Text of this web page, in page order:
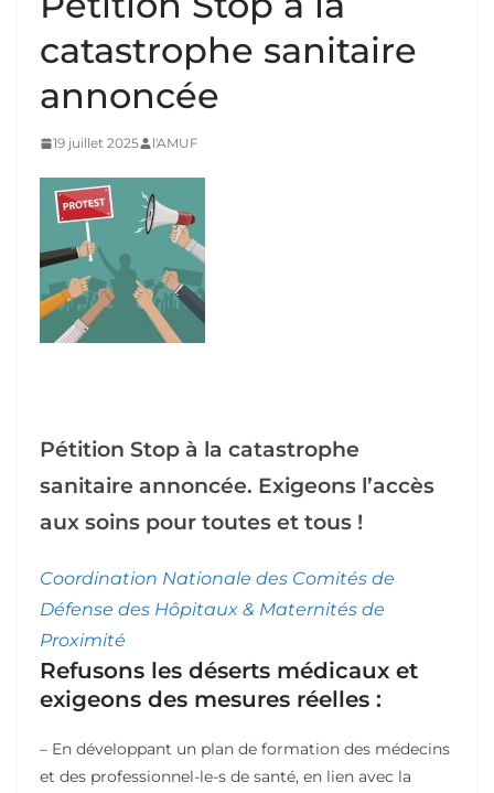
catastrophe sanitaire
annoncée
19 juillet 2025 l'AMUF
Pétition Stop à la catastrophe
sanitaire annoncée. Exigeons l’accès
aux soins pour toutes et tous !
Coordination Nationale des Comités de
Défense des Hôpitaux & Maternités de
Proximité
Refusons les déserts médicaux et
exigeons des mesures réelles :
– En développant un plan de formation des médecins
et des professionnel-le-s de santé, en lien avec la